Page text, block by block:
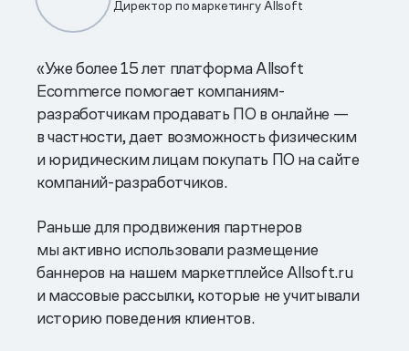
Директор по маркетингу Allsoft
«Уже более 15 лет платформа Allsoft
Ecommerce помогает компаниям-
разработчикам продавать ПО в онлайне —
в частности, дает возможность физическим
и юридическим лицам покупать ПО на сайте
компаний-разработчиков.
Раньше для продвижения партнеров
мы активно использовали размещение
баннеров на нашем маркетплейсе Allsoft.ru
и массовые рассылки, которые не учитывали
историю поведения клиентов.